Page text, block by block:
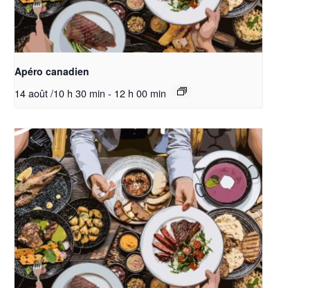
Apéro canadien
14 août /10 h 30 min - 12 h 00 min